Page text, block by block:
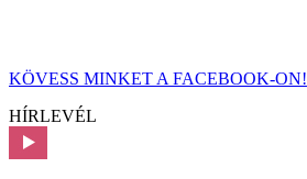
KÖVESS MINKET A FACEBOOK-ON!
HÍRLEVÉL